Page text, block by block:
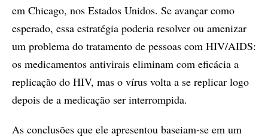
em Chicago, nos Estados Unidos. Se avançar como
esperado, essa estratégia poderia resolver ou amenizar
um problema do tratamento de pessoas com HIV/AIDS:
os medicamentos antivirais eliminam com eficácia a
replicação do HIV, mas o vírus volta a se replicar logo
depois de a medicação ser interrompida.
As conclusões que ele apresentou baseiam-se em um